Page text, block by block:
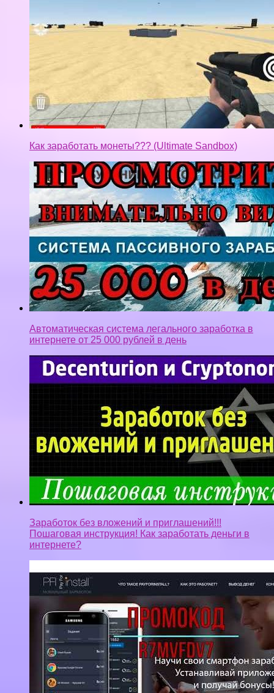
Как заработать монеты??? (Ultimate Sandbox)
Автоматическая система легального заработка в
интернете от 25 000 рублей в день
Заработок без вложений и приглашений!!!
Пошаговая инструкция! Как заработать деньги в
интернете?